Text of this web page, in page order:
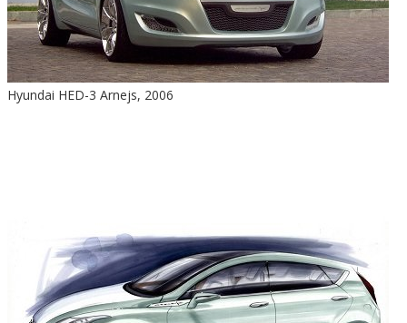
Hyundai HED-3 Arnejs, 2006